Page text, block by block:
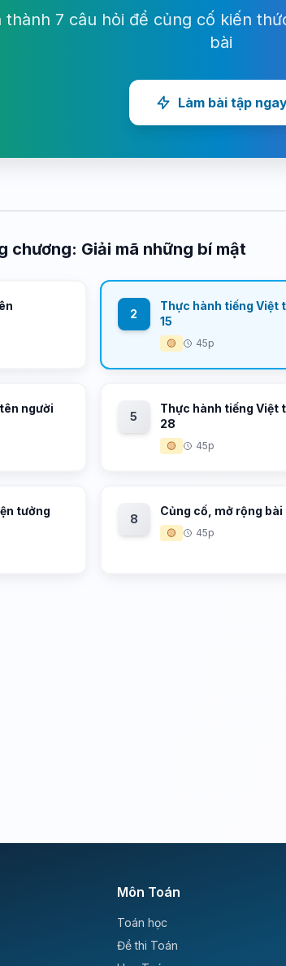
thành 7 câu hỏi để củng cố kiến
bài
Làm bài tập
chương: Giải mã những bí mật
2
Thực hành tiếng Việt
15
🟡 45p
người
5
Thực hành tiếng Việt
28
🟡 45p
tưởng
8
Củng cố, mở rộng bài
🟡 45p
Môn Toán
Toán học
Đề thi Toán